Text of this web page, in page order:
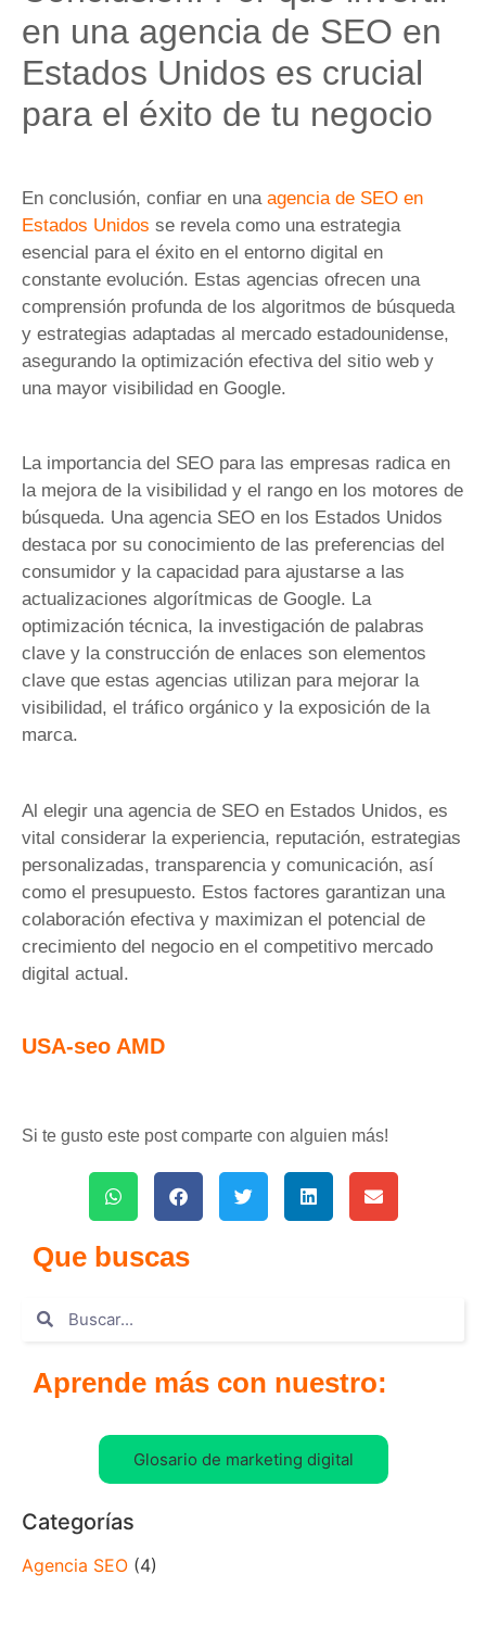
en una agencia de SEO en
Estados Unidos es crucial
para el éxito de tu negocio
En conclusión, confiar en una agencia de SEO en
Estados Unidos se revela como una estrategia
esencial para el éxito en el entorno digital en
constante evolución. Estas agencias ofrecen una
comprensión profunda de los algoritmos de búsqueda
y estrategias adaptadas al mercado estadounidense,
asegurando la optimización efectiva del sitio web y
una mayor visibilidad en Google.
La importancia del SEO para las empresas radica en
la mejora de la visibilidad y el rango en los motores de
búsqueda. Una agencia SEO en los Estados Unidos
destaca por su conocimiento de las preferencias del
consumidor y la capacidad para ajustarse a las
actualizaciones algorítmicas de Google. La
optimización técnica, la investigación de palabras
clave y la construcción de enlaces son elementos
clave que estas agencias utilizan para mejorar la
visibilidad, el tráfico orgánico y la exposición de la
marca.
Al elegir una agencia de SEO en Estados Unidos, es
vital considerar la experiencia, reputación, estrategias
personalizadas, transparencia y comunicación, así
como el presupuesto. Estos factores garantizan una
colaboración efectiva y maximizan el potencial de
crecimiento del negocio en el competitivo mercado
digital actual.
USA-seo AMD
Si te gusto este post comparte con alguien más!
Que buscas
Aprende más con nuestro:
Glosario de marketing digital
Categorías
Agencia SEO (4)